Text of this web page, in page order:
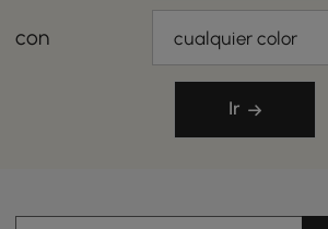
con cualquier color
Ir